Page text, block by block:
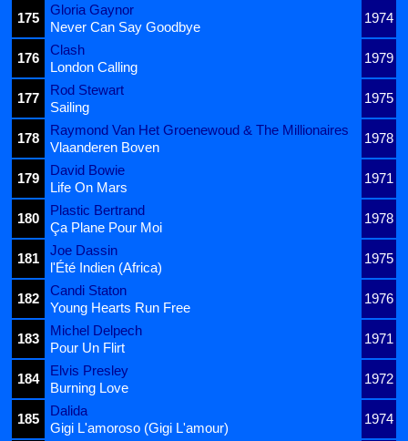
175
Gloria Gaynor
1974
Never Can Say Goodbye
176
Clash
1979
London Calling
177
Rod Stewart
1975
Sailing
178
Raymond Van Het Groenewoud & The Millionaires
1978
Vlaanderen Boven
179
David Bowie
1971
Life On Mars
180
Plastic Bertrand
1978
Ça Plane Pour Moi
181
Joe Dassin
1975
l'Été Indien (Africa)
182
Candi Staton
1976
Young Hearts Run Free
183
Michel Delpech
1971
Pour Un Flirt
184
Elvis Presley
1972
Burning Love
185
Dalida
1974
Gigi L'amoroso (Gigi L'amour)